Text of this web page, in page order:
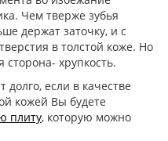
Чем тверже зубья
держат заточку, и с
в толстой коже. Но
сторона- хрупкость.
если в качестве
кожей Вы будете
плиту, которую можно